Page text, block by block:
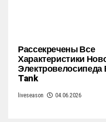
Рассекречены Все
Характеристики
Электровелосипеда
Tank
liveseason 04.06.2026